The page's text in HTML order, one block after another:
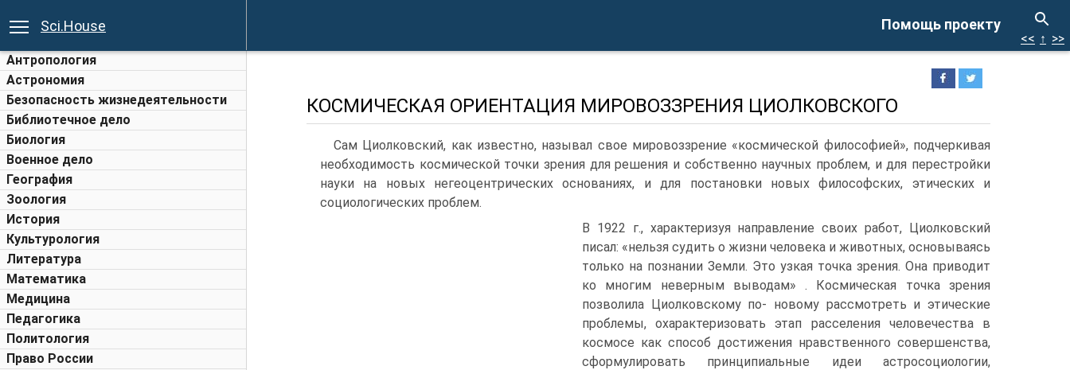
Помощь проекту
Sci.House
Антропология
Астрономия
Безопасность жизнедеятельности
Библиотечное дело
Биология
Военное дело
География
Зоология
История
Культурология
Литература
Математика
Медицина
Педагогика
Политология
Право России
<< ↑ >>
КОСМИЧЕСКАЯ ОРИЕНТАЦИЯ МИРОВОЗЗРЕНИЯ ЦИОЛКОВСКОГО
Сам Циолковский, как известно, называл свое мировоззрение «космической философией», подчеркивая
необходимость космической точки зрения для решения и собственно научных проблем, и для перестройки
науки на новых негеоцентрических основаниях, и для постановки новых философских, этических и
социологических проблем.
В 1922 г., характеризуя направление своих работ, Циолковский
писал: «нельзя судить о жизни человека и животных, основываясь
только на познании Земли. Это узкая точка зрения. Она приводит
ко многим неверным выводам» . Космическая точка зрения
позволила Циолковскому по- новому рассмотреть и этические
проблемы, охарактеризовать этап расселения человечества в
космосе как способ достижения нравственного совершенства,
сформулировать принципиальные идеи астросоциологии,